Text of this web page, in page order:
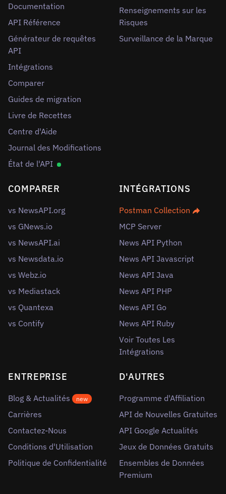
Documentation
API Référence
Générateur de requêtes
API
Intégrations
Comparer
Guides de migration
Livre de Recettes
Centre d'Aide
Journal des Modifications
État de l'API
Renseignements sur les
Risques
Surveillance de la Marque
COMPARER
vs NewsAPI.org
vs GNews.io
vs NewsAPI.ai
vs Newsdata.io
vs Webz.io
vs Mediastack
vs Quantexa
vs Contify
INTÉGRATIONS
Postman Collection
MCP Server
News API Python
News API Javascript
News API Java
News API PHP
News API Go
News API Ruby
Voir Toutes Les
Intégrations
ENTREPRISE
Blog & Actualités new
Carrières
Contactez-Nous
Conditions d'Utilisation
Politique de Confidentialité
D'AUTRES
Programme d'Affiliation
API de Nouvelles Gratuites
API Google Actualités
Jeux de Données Gratuits
Ensembles de Données
Premium